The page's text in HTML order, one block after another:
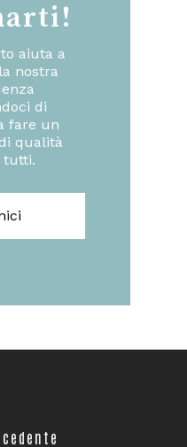
aiuta a
nostra
di
fare un
qualità
tutti.